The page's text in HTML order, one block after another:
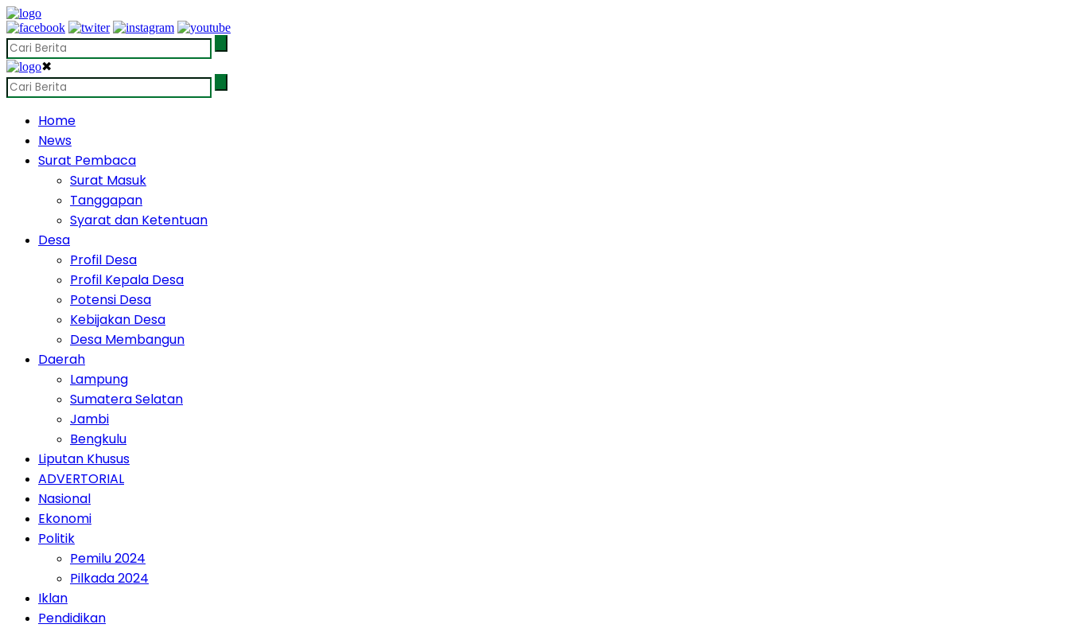
✖
Home
News
Surat Pembaca
Surat Masuk
Tanggapan
Syarat dan Ketentuan
Desa
Profil Desa
Profil Kepala Desa
Potensi Desa
Kebijakan Desa
Desa Membangun
Daerah
Lampung
Sumatera Selatan
Jambi
Bengkulu
Liputan Khusus
ADVERTORIAL
Nasional
Ekonomi
Politik
Pemilu 2024
Pilkada 2024
Iklan
Pendidikan